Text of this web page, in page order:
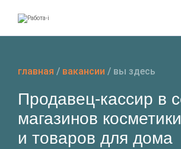
содержанию
главная / вакансии / вы здесь
Продавец-кассир в
магазинов косметики
и товаров для дома